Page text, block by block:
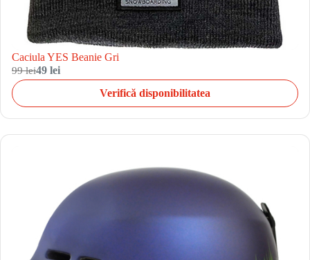
Caciula YES Beanie Gri
99 lei49 lei
Verifică disponibilitatea